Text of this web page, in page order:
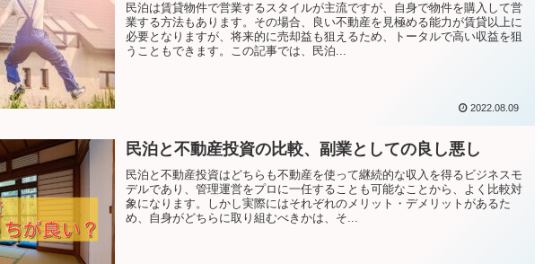
民泊は賃貸物件で営業するスタイルが主流ですが、自身で物件を購入して営
業する方法もあります。その場合、良い不動産を見極める能力が賃貸以上に
必要となりますが、将来的に売却益も狙えるため、トータルで高い収益を狙
うこともできます。この記事では、民泊...
2022.08.09
民泊と不動産投資の比較、副業としての良し悪し
民泊と不動産投資はどちらも不動産を使って継続的な収入を得るビジネスモ
デルであり、管理運営をプロに一任することも可能なことから、よく比較対
象になります。しかし実際にはそれぞれのメリット・デメリットがあるた
め、自身がどちらに取り組むべきかは、そ...